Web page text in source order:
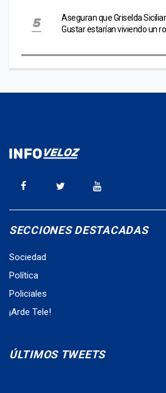
Aseguran que Griselda
Gustar estarían viviendo un
SECCIONES DESTACADAS
Sociedad
Política
Policiales
¡Arde Tele!
ÚLTIMOS TWEETS